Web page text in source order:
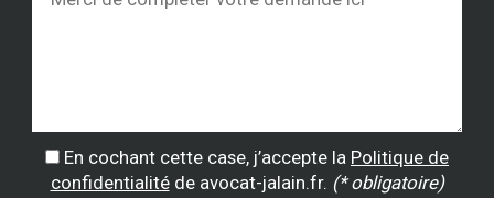
En cochant cette case, j’accepte la Politique de
confidentialitéde avocat-jalain.fr. (* obligatoire)